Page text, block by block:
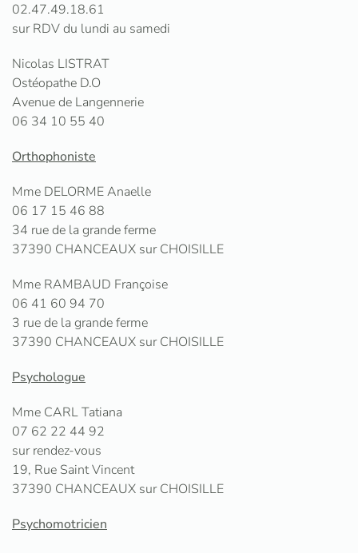
02.47.49.18.61
sur RDV du lundi au samedi
Nicolas LISTRAT
Ostéopathe D.O
Avenue de Langennerie
06 34 10 55 40
Orthophoniste
Mme DELORME Anaelle
06 17 15 46 88
34 rue de la grande ferme
37390 CHANCEAUX sur CHOISILLE
Mme RAMBAUD Françoise
06 41 60 94 70
3 rue de la grande ferme
37390 CHANCEAUX sur CHOISILLE
Psychologue
Mme CARL Tatiana
07 62 22 44 92
sur rendez-vous
19, Rue Saint Vincent
37390 CHANCEAUX sur CHOISILLE
Psychomotricien